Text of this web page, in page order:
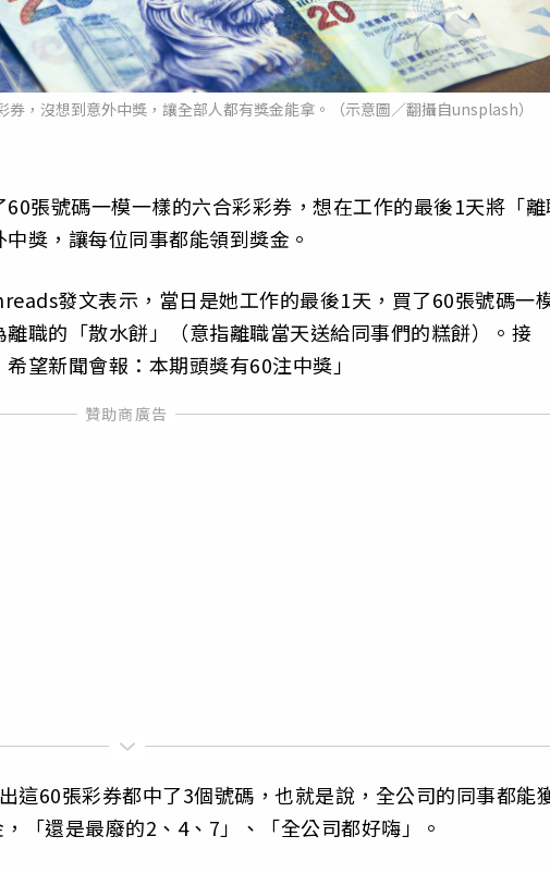
，沒想到意外中獎，讓全部人都有獎金能拿。（示意圖／翻攝自unsplash）
張號碼一模一樣的六合彩彩券，想在工作的最後1天將「
獎，讓每位同事都能領到獎金。
發文表示，當日是她工作的最後1天，買了60張號碼一
職的「散水餅」（意指離職當天送給同事們的糕餅）。接
望新聞會報：本期頭獎有60注中獎」
這60張彩券都中了3個號碼，也就是說，全公司的同事都能
「還是最廢的2、4、7」、「全公司都好嗨」。